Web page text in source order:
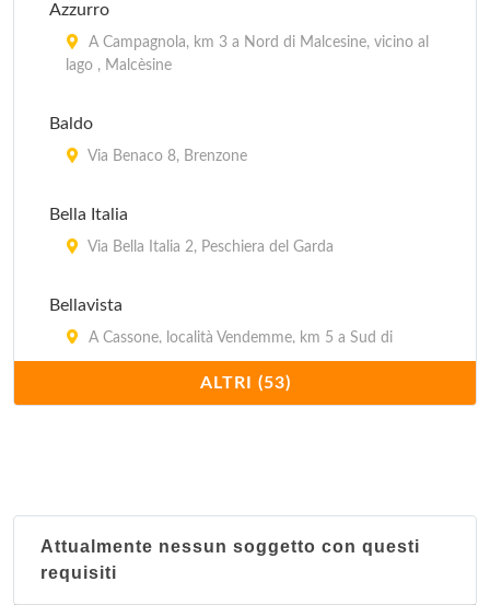
Azzurro
A Campagnola, km 3 a Nord di Malcesine, vicino al
lago , Malcèsine
Baldo
Via Benaco 8, Brenzone
Bella Italia
Via Bella Italia 2, Peschiera del Garda
Bellavista
A Cassone, località Vendemme, km 5 a Sud di
malcesine, vicino al lago , Malcèsine
Via Bergamini 51, Peschiera del Garda
ALTRI (53)
Attualmente nessun soggetto con questi
requisiti